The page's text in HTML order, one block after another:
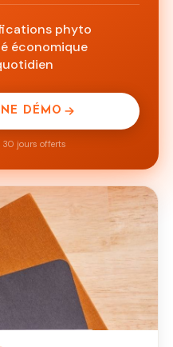
phyto
économique
DÉMO
30 jours offerts